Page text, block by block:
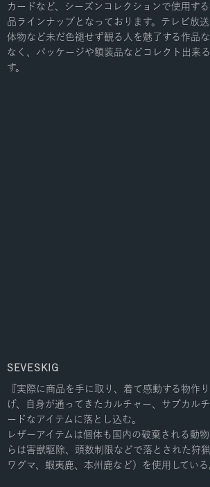
カードなど、シーズンコレクションで使用す
品ラインナップとなっております。テレビ放
体物など未だ色褪せず観る人を魅了する作品
なく、パッケージや額装品などコレクト出来
す。
SEVESKIG
『実際に商品を手に取り、着て感動する物作
げ、自身が通ってきたカルチャー、サブカル
ードなアイテムに落とし込む。
レザーアイテムは個体も国内の破棄される動
らは害獣駆除、頭数制限などで落とされた狩
ワグマ、蝦夷鹿、本州鹿など）を使用している